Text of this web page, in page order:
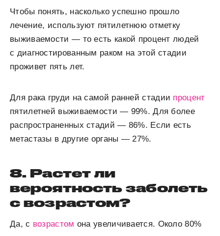
Чтобы понять, насколько успешно прошло
лечение, используют пятилетнюю отметку
выживаемости — то есть какой процент людей
с диагностированным раком на этой стадии
проживет пять лет.
Для рака груди на самой ранней стадии процент
пятилетней выживаемости — 99%. Для более
распространенных стадий — 86%. Если есть
метастазы в другие органы — 27%.
8. Растет ли
вероятность заболеть
с возрастом?
Да, с возрастом она увеличивается. Около 80%